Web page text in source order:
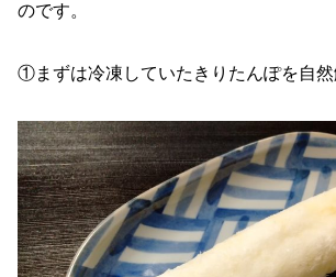
のです。
①まずは冷凍していたきりたんぽを自然